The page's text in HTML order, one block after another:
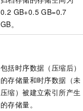
0.2 GB+0.5 GB=0.7
GB。
包括时序数据（压缩后）
的存储量和时序数据（未
压缩）被建立索引所产生
的存储量。